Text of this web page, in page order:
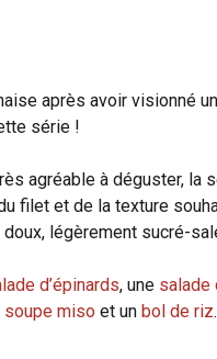
après avoir visionné
série !
agréable à déguster, la
filet et de la texture
légèrement sucré-
d’épinards, une salade
soupe miso et un bol de riz